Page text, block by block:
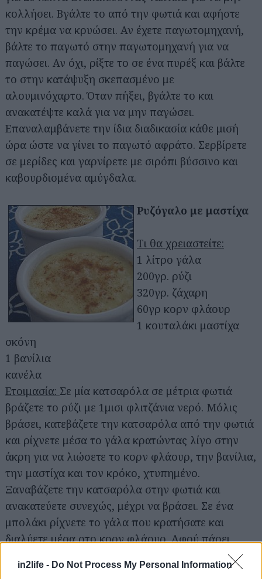
in2life - Do Not Process My Personal Information
κολλήσει. Βγάλτε το από την φωτιά και αφήστε
την κρέμα να κρυώσει. Αν έχετε παγωτομηχανή,
βάλτε το παγωτό στην παγωτομηχανή για να
παγώσει. Αν όχι, ρίξτε το σε ένα πυρέξ και βάλτε
το στην κατάψυξη σκεπασμένο με
αλουμινόχαρτο. Όταν πήξει, βγάλτε το και
ανακατέψτε καλά για να μην παγώσει.
Επαναλαμβάνετε την ίδια διαδικασία κάθε μισή
ώρα ώστε να γίνει το παγωτό αφράτο. Σερβίρετε
σε μερίδες και γαρνίρετε με σιρόπι βύσσινο και
καβουρδισμένα αμύγδαλα.
Ρυζόγαλο με μαστίχα
Τι θα χρειαστείτε:
1 λίτρο γάλα
200γρ. ρύζι
320γρ. ζάχαρη
60γρ κορν φλάουρ
1 κουταλάκι μαστίχα
σκόνη
1 βανίλια
κανέλα
Ετοιμασία: Σε μία κατσαρόλα σε μέτρια φωτιά
βράζετε το ρύζι με 1μισι φλιτζάνια νερό. Μόλις
βράσει, κατεβάζετε την κατσαρόλα από την φωτιά
και ρίχνετε μέσα το γάλα κρατώντας λίγο στην
άκρη για να λιώσετε το κορν φλάουρ, την βανίλια,
την μαστίχα και τον κρόκο, χτυπημένο.
Ξαναβάζετε την κατσαρόλα στην φωτιά και
ανακατεύετε συνεχώς, μέχρι να βράσει. Σε ένα
μπολάκι ρίχνετε το γάλα που κρατήσατε και
διαλύετε μέσα στο κορν φλάουρ. Αφού πάρει
βράση το ρυζόγαλο, ρίχνετε μέσα το γάλα με το
διαλυμένο κορν φλάουρ και ανακατεύετε. Μόλις
για...